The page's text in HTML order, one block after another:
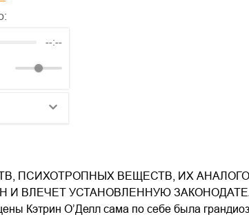
--:--
ПСИХОТРОПНЫХ ВЕЩЕСТВ, ИХ
ВЛЕЧЕТ УСТАНОВЛЕННУЮ
Кэтрин О’Делл сама по себе была